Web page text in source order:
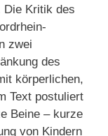
Die Kritik des
zwei
des
körperlichen,
Text postuliert
Beine – kurze
von Kindern